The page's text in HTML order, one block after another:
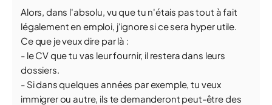
Alors, dans l'absolu, vu que tu n'étais pas tout à fait
légalement en emploi, j'ignore si ce sera hyper utile.
Ce que je veux dire par là :
- le CV que tu vas leur fournir, il restera dans leurs
dossiers.
- Si dans quelques années par exemple, tu veux
immigrer ou autre, ils te demanderont peut-être des